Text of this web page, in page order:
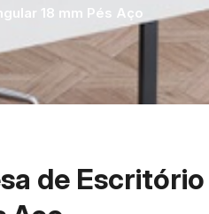
18 mm Pés Aço
de